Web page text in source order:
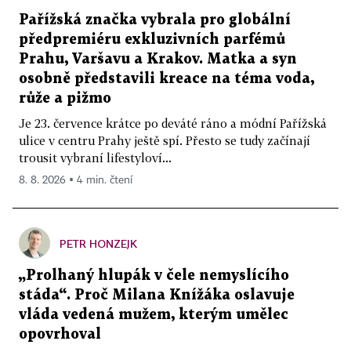
Pařížská značka vybrala pro globální
předpremiéru exkluzivních parfémů
Prahu, Varšavu a Krakov. Matka a syn
osobně představili kreace na téma voda,
růže a pižmo
Je 23. července krátce po deváté ráno a módní Pařížská
ulice v centru Prahy ještě spí. Přesto se tudy začínají
trousit vybraní lifestyloví...
8. 8. 2026 ▪ 4 min. čtení
PETR HONZEJK
„Prolhaný hlupák v čele nemyslícího
stáda“. Proč Milana Knížáka oslavuje
vláda vedená mužem, kterým umělec
opovrhoval